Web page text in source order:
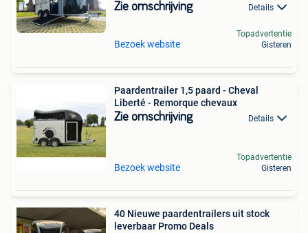
Zie omschrijving Details
Bezoek website
Topadvertentie
Gisteren
Paardentrailer 1,5 paard - Cheval
Liberté - Remorque chevaux
Zie omschrijving Details
Bezoek website
Topadvertentie
Gisteren
40 Nieuwe paardentrailers uit stock
leverbaar Promo Deals